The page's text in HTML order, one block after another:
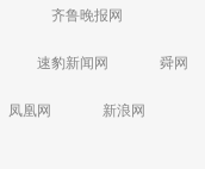
齐鲁晚报网
速豹新闻网 舜网
凤凰网 新浪网